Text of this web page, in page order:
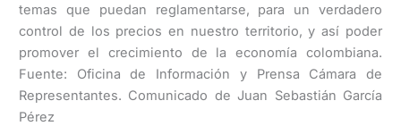
temas que puedan reglamentarse, para un verdadero
control de los precios en nuestro territorio, y así poder
promover el crecimiento de la economía colombiana.
Fuente: Oficina de Información y Prensa Cámara de
Representantes. Comunicado de Juan Sebastián García
Pérez